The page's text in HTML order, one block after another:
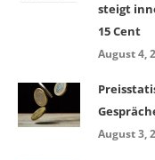
steigt
15 Cent
August 4,
August 3,